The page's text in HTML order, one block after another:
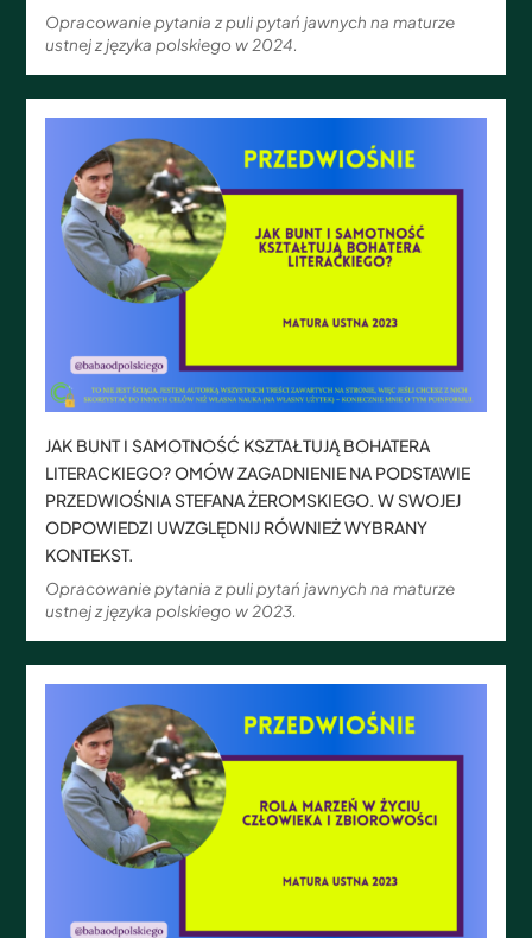
Opracowanie pytania z puli pytań jawnych na maturze
ustnej z języka polskiego w 2024.
JAK BUNT I SAMOTNOŚĆ KSZTAŁTUJĄ BOHATERA
LITERACKIEGO? OMÓW ZAGADNIENIE NA PODSTAWIE
PRZEDWIOŚNIA STEFANA ŻEROMSKIEGO. W SWOJEJ
ODPOWIEDZI UWZGLĘDNIJ RÓWNIEŻ WYBRANY
KONTEKST.
Opracowanie pytania z puli pytań jawnych na maturze
ustnej z języka polskiego w 2023.